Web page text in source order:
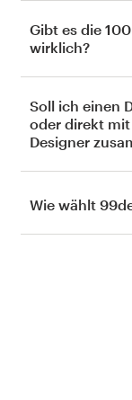
Gibt es die
wirklich?
Soll ich einen
oder direkt
Designer
Wie wählt